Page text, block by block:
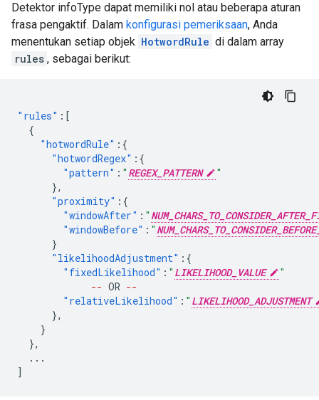
Detektor infoType dapat memiliki nol atau beberapa aturan
frasa pengaktif. Dalam konfigurasi pemeriksaan, Anda
menentukan setiap objek HotwordRule di dalam array
rules , sebagai berikut:
"rules" :[
{
"hotwordRule" :{
"hotwordRegex" :{
"pattern" : " REGEX_PATTERN
"
},
"proximity" :{
"windowAfter" : "
"windowBefore" : "
}
"likelihoodAdjustment" :{
"fixedLikelihood" : " LIKELIHOOD_VALUE
"
-- OR --
"relativeLikelihood" : " LIKELIHOOD_ADJUSTMENT
},
}
},
...
]